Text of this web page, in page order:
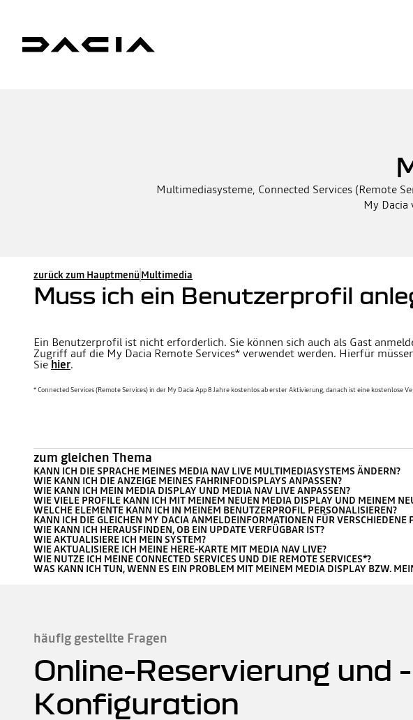
Multimediasysteme, Connected Services (Remote
My
zurück zum Hauptmenü Multimedia
Muss ich ein Benutzerprofil
Ein Benutzerprofil ist nicht erforderlich. Sie können sich auch als Gast
Zugriff auf die My Dacia Remote Services* verwendet werden. Hierfür
Siehier.
* Connected Services (Remote Services) in der My Dacia App 8 Jahre kostenlos ab erster Aktivierung, danach ist eine kostenlose
zum gleichen Thema
KANN ICH DIE SPRACHE MEINES MEDIA NAV LIVE MULTIMEDIASYSTEMS ÄNDERN?
WIE KANN ICH DIE ANZEIGE MEINES FAHRINFODISPLAYS ANPASSEN?
WIE KANN ICH MEIN MEDIA DISPLAY UND MEDIA NAV LIVE ANPASSEN?
WIE VIELE PROFILE KANN ICH MIT MEINEM NEUEN MEDIA DISPLAY UND MEINEM
WELCHE ELEMENTE KANN ICH IN MEINEM BENUTZERPROFIL PERSONALISIEREN?
KANN ICH DIE GLEICHEN MY DACIA ANMELDEINFORMATIONEN FÜR VERSCHIEDENE
WIE KANN ICH HERAUSFINDEN, OB EIN UPDATE VERFÜGBAR IST?
WIE AKTUALISIERE ICH MEIN SYSTEM?
WIE AKTUALISIERE ICH MEINE HERE-KARTE MIT MEDIA NAV LIVE?
WIE NUTZE ICH MEINE CONNECTED SERVICES UND DIE REMOTE SERVICES*?
WAS KANN ICH TUN, WENN ES EIN PROBLEM MIT MEINEM MEDIA DISPLAY BZW.
häufig gestellte Fragen
Online-Reservierung und -
Konfiguration